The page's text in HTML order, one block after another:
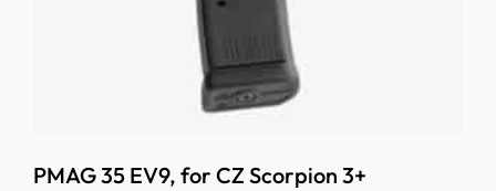
PMAG 35 EV9, for CZ Scorpion 3+